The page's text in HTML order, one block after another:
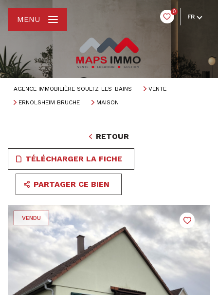
0
FR
MENU
AGENCE IMMOBILIÈRE SOULTZ-LES-BAINS
VENTE
ERNOLSHEIM BRUCHE
MAISON
RETOUR
TÉLÉCHARGER LA FICHE
PARTAGER CE BIEN
VENDU